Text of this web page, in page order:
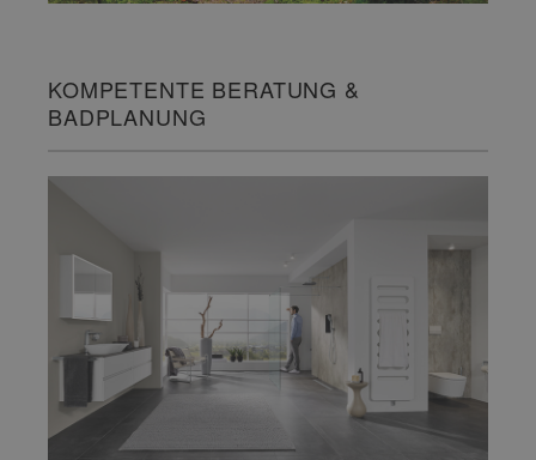
KOMPETENTE BERATUNG &
BADPLANUNG